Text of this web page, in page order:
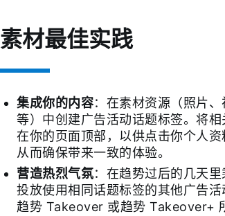
素材最佳实践
集成你的内容：在素材资源（照片
等）中创建广告活动话题标签。将
在你的页面顶部，以供点击你个人资
从而确保带来一致的体验。
营造热烈气氛：在趋势过后的几天
投放使用相同话题标签的其他广告
趋势 Takeover 或趋势 Takeover+